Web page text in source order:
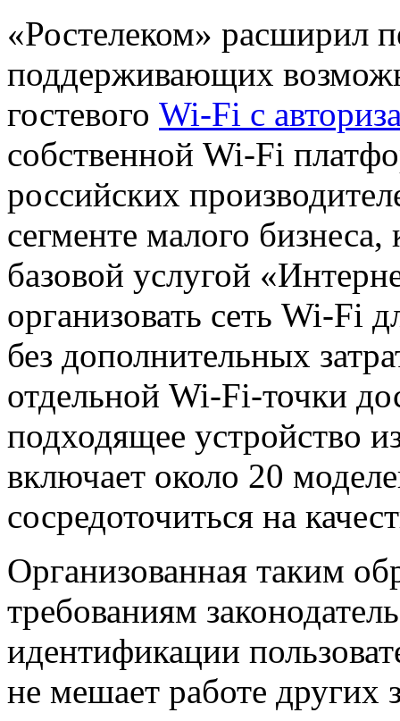
«Ростелеком» расширил
поддерживающих
гостевого Wi-Fi с
собственной Wi-Fi
российских
сегменте малого
базовой услугой
организовать сеть Wi-Fi
без дополнительных
отдельной Wi-Fi-точки
подходящее устройство
включает около 20
сосредоточиться на
Организованная таким
требованиям
идентификации
не мешает работе других